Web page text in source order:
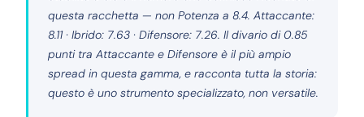
questa racchetta — non Potenza a 8.4. Attaccante:
8.11 · Ibrido: 7.63 · Difensore: 7.26. Il divario di 0.85
punti tra Attaccante e Difensore è il più ampio
spread in questa gamma, e racconta tutta la storia:
questo è uno strumento specializzato, non versatile.